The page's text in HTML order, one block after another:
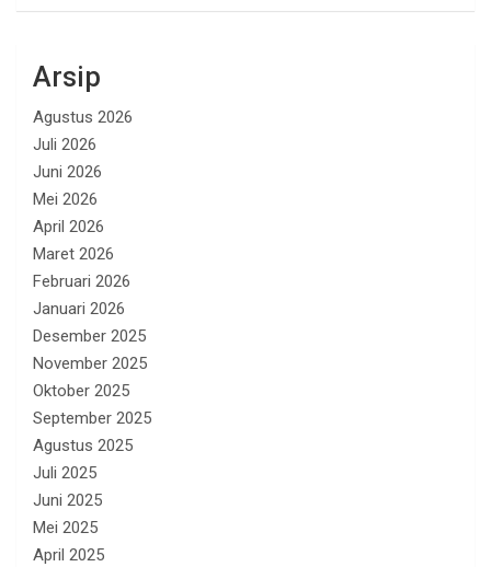
Arsip
Agustus 2026
Juli 2026
Juni 2026
Mei 2026
April 2026
Maret 2026
Februari 2026
Januari 2026
Desember 2025
November 2025
Oktober 2025
September 2025
Agustus 2025
Juli 2025
Juni 2025
Mei 2025
April 2025